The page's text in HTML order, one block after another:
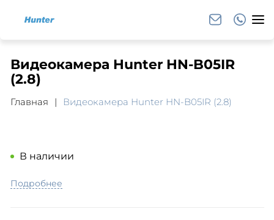
Видеокамера Hunter HN-B05IR
(2.8)
Главная Видеокамера Hunter HN-B05IR (2.8)
В наличии
Подробнее